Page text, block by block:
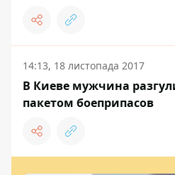
14:13, 18 листопада 2017
В Киеве мужчина
пакетом боеприпасов